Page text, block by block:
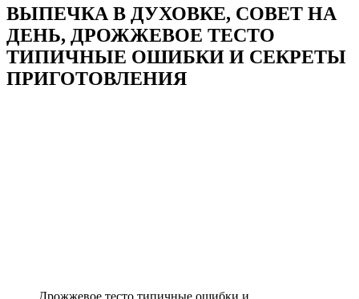
ВЫПЕЧКА В ДУХОВКЕ, СОВЕТ НА
ДЕНЬ, ДРОЖЖЕВОЕ ТЕСТО
ТИПИЧНЫЕ ОШИБКИ И СЕКРЕТЫ
ПРИГОТОВЛЕНИЯ